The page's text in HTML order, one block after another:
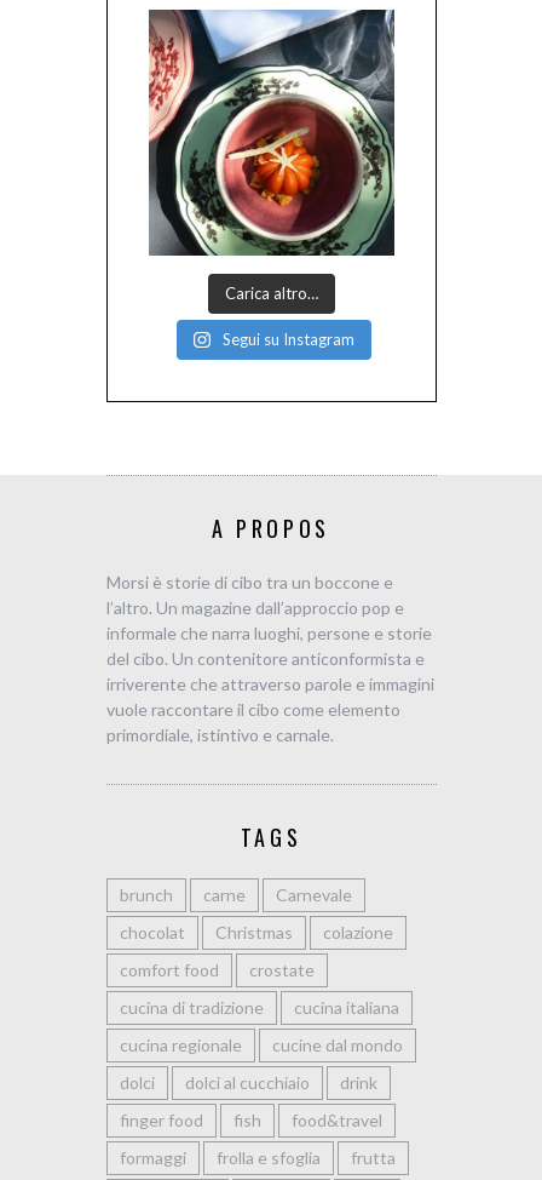
Carica altro…
Segui su Instagram
A PROPOS
Morsi è storie di cibo tra un boccone e
l’altro. Un magazine dall’approccio pop e
informale che narra luoghi, persone e storie
del cibo. Un contenitore anticonformista e
irriverente che attraverso parole e immagini
vuole raccontare il cibo come elemento
primordiale, istintivo e carnale.
TAGS
brunch carne
Carnevale
chocolat
Christmas
colazione
comfort food
crostate
cucina di tradizione
cucina italiana
cucina regionale
cucine dal mondo
dolci
dolci al cucchiaio
drink
finger food
fish
food&travel
formaggi
frolla e sfoglia frutta